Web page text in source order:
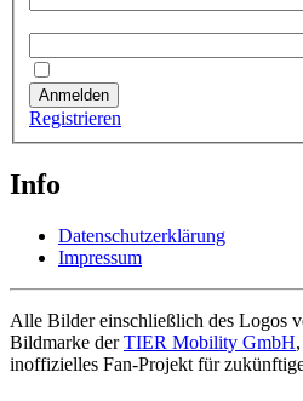
Anmelden
Registrieren
Info
Datenschutzerklärung
Impressum
Alle Bilder einschließlich des Logos
Bildmarke derTIER Mobility GmbH
inoffizielles Fan-Projekt für